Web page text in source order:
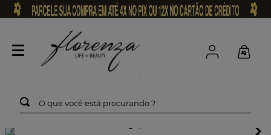
O que você está procurando ?